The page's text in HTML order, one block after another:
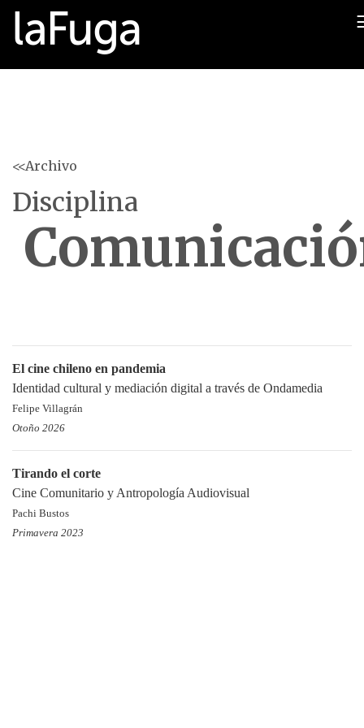
<<Archivo
Disciplina
El cine chileno en pandemia
Identidad cultural y mediación digital a través de Ondamedia
Felipe Villagrán
Otoño 2026
Tirando el corte
Cine Comunitario y Antropología Audiovisual
Pachi Bustos
Primavera 2023